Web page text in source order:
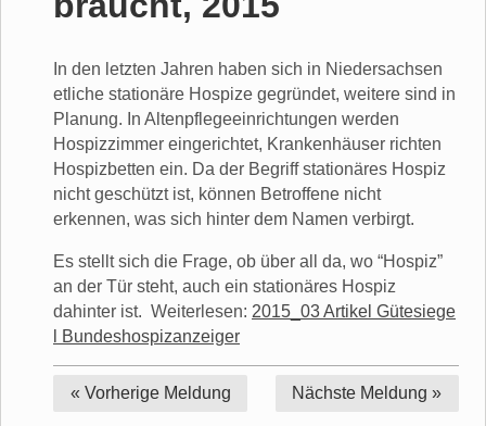
In den letzten Jahren haben sich in Niedersachsen
etliche stationäre Hospize gegründet, weitere sind in
Planung. In Altenpflegeeinrichtungen werden
Hospizzimmer eingerichtet, Krankenhäuser richten
Hospizbetten ein. Da der Begriff stationäres Hospiz
nicht geschützt ist, können Betroffene nicht
erkennen, was sich hinter dem Namen verbirgt.
Es stellt sich die Frage, ob über all da, wo “Hospiz”
an der Tür steht, auch ein stationäres Hospiz
dahinter ist. Weiterlesen: 2015_03 Artikel Gütesiege
l Bundeshospizanzeiger
« Vorherige Meldung Nächste Meldung »